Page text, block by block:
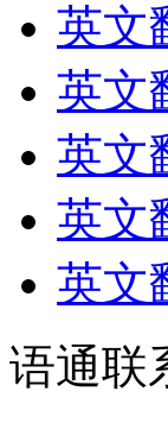
英文
英文
英文
英文
英文
语通联